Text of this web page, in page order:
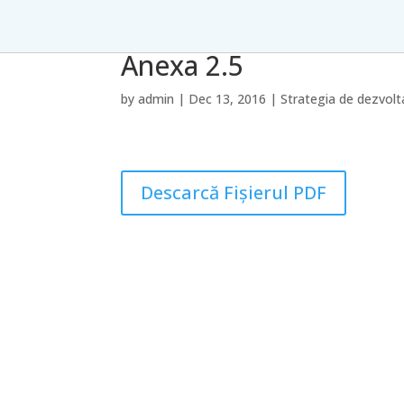
Anexa 2.5
byadmin | Dec 13, 2016 |Strategia de
Descarcă Fișierul PDF